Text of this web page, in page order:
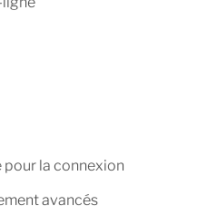
pour la connexion
avancés